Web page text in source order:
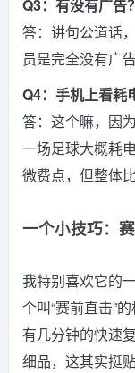
Q3：有没有广告？
答：讲句公道话
员是完全没有广
Q4：手机上看耗
答：这个嘛，因
一场足球大概耗
微费点，但整体
一个小技巧：
我特别喜欢它的
个叫“赛前直击”
有几分钟的快速
细品，这其实